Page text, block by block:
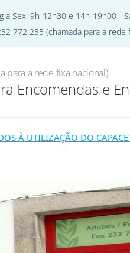
a Sex: 9h-12h30 e 14h-19h00 -
772 235 (chamada para a rede
para a rede fixa nacional)
Encomendas e
Oferta de Emprego
DO